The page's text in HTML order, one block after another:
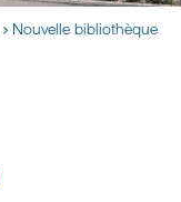
Nouvelle bibliothèque